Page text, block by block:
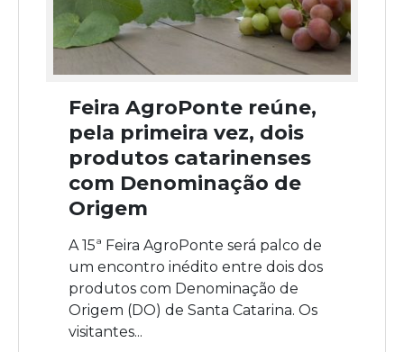
Feira AgroPonte reúne,
pela primeira vez, dois
produtos catarinenses
com Denominação de
Origem
A 15ª Feira AgroPonte será palco de
um encontro inédito entre dois dos
produtos com Denominação de
Origem (DO) de Santa Catarina. Os
visitantes...